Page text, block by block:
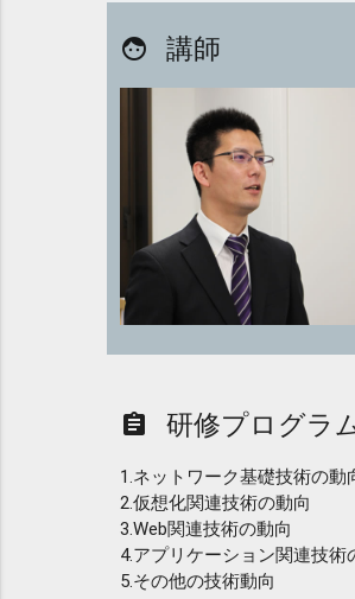
face 講師
assignment 研修プログラ
1.ネットワーク基礎技術の動
2.仮想化関連技術の動向
3.Web関連技術の動向
4.アプリケーション関連技術
5.その他の技術動向